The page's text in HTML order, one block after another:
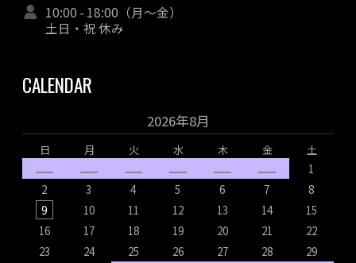
10:00 - 18:00（月～金）
土日・祝 休み
CALENDAR
2026年8月
日 月 火 水 木 金
土
1
2
3 4 5 6 7
8
9
10 11 12 13 14
15
16
17 18 19 20 21
22
23
24 25 26 27 28
29